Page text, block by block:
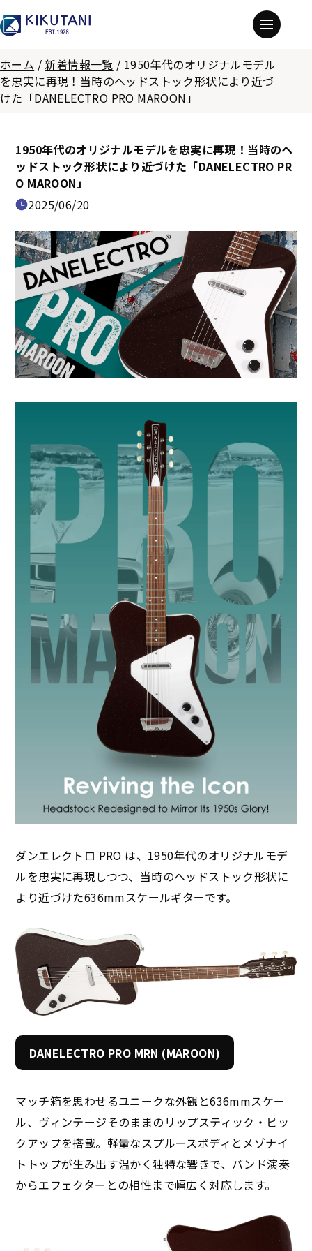
ホーム /新着情報一覧 / 1950年代のオリジナルモデル
を忠実に再現！当時のヘッドストック形状により近づ
けた「DANELECTRO PRO MAROON」
1950年代のオリジナルモデルを忠実に再現！当時のヘ
ッドストック形状により近づけた「DANELECTRO PR
O MAROON」
2025/06/20
ダンエレクトロ PRO は、1950年代のオリジナルモデ
ルを忠実に再現しつつ、当時のヘッドストック形状に
より近づけた636mmスケールギターです。
DANELECTRO PRO MRN (MAROON)
マッチ箱を思わせるユニークな外観と636mmスケー
ル、ヴィンテージそのままのリップスティック・ピッ
クアップを搭載。軽量なスプルースボディとメゾナイ
トトップが生み出す温かく独特な響きで、バンド演奏
からエフェクターとの相性まで幅広く対応します。